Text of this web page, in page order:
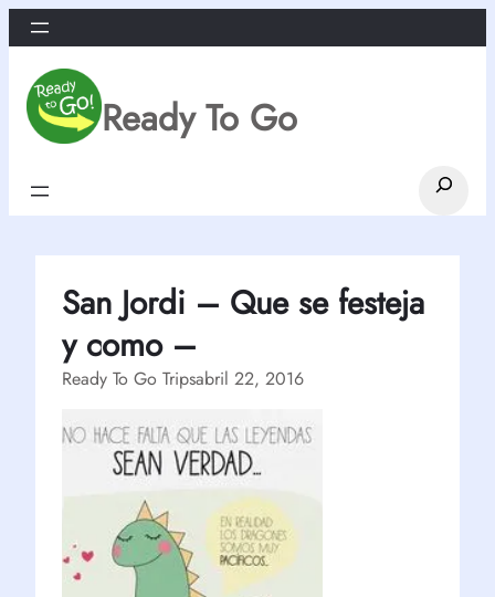
Saltar
al
contenido
Ready To Go
Search
San Jordi – Que se festeja
y como –
Ready To Go Tripsabril 22, 2016